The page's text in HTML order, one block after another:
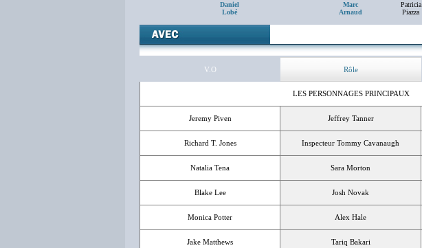
Daniel
Lobé
Marc
Arnaud
Patricia
Piazza
V.O Rôle
LES PERSONNAGES PRINCIPAUX
Jeremy Piven Jeffrey Tanner
Richard T. Jones Inspecteur Tommy Cavanaugh
Natalia Tena Sara Morton
Blake Lee Josh Novak
Monica Potter Alex Hale
Jake Matthews Tariq Bakari